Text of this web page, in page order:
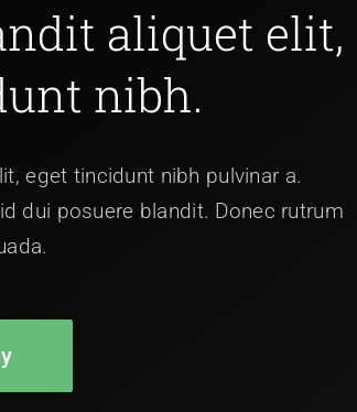
aliquet elit,
nibh.
eget tincidunt nibh pulvinar a.
dui posuere blandit. Donec rutrum